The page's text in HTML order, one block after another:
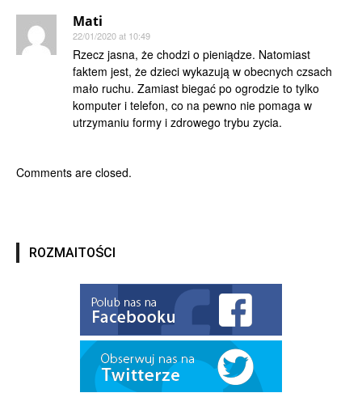
Mati
22/01/2020 at 10:49
Rzecz jasna, że chodzi o pieniądze. Natomiast
faktem jest, że dzieci wykazują w obecnych czsach
mało ruchu. Zamiast biegać po ogrodzie to tylko
komputer i telefon, co na pewno nie pomaga w
utrzymaniu formy i zdrowego trybu zycia.
Comments are closed.
ROZMAITOŚCI